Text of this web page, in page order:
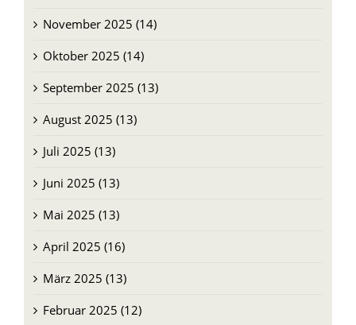
November 2025 (14)
Oktober 2025 (14)
September 2025 (13)
August 2025 (13)
Juli 2025 (13)
Juni 2025 (13)
Mai 2025 (13)
April 2025 (16)
März 2025 (13)
Februar 2025 (12)